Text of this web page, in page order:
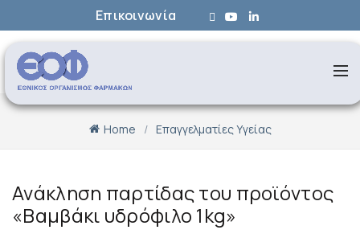
Επικοινωνία
Home Επαγγελματίες Υγείας
Ανάκληση παρτίδας του προϊόντος
«Βαμβάκι υδρόφιλο 1kg»